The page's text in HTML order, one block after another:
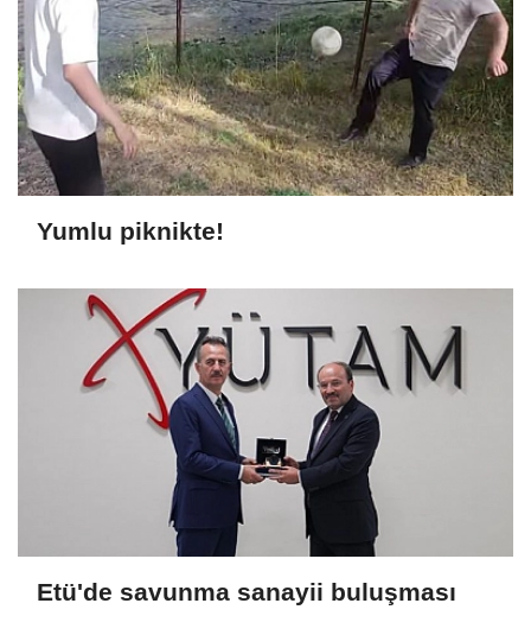
Yumlu piknikte!
Etü'de savunma sanayii buluşması